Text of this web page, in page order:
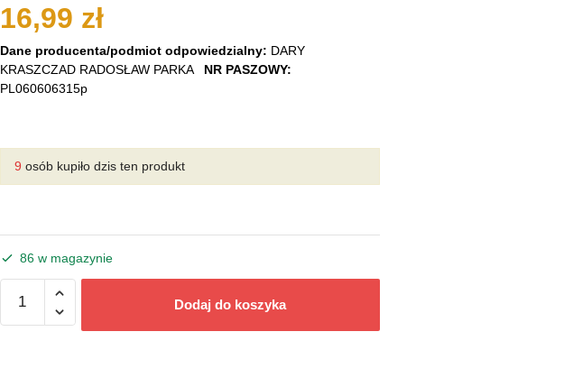
16,99 zł
Dane producenta/podmiot odpowiedzialny: DARY
KRASZCZAD RADOSŁAW PARKA NR PASZOWY:
PL060606315p
9 osób kupiło dzis ten produkt
86 w magazynie
Gryzaki-
Dodaj do koszyka